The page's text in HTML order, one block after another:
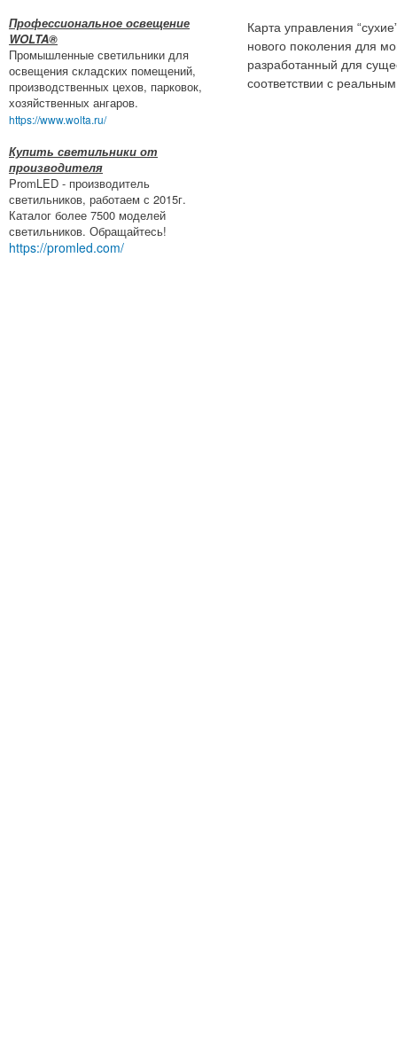
Профессиональное освещение
WOLTA®
Промышленные светильники для
освещения складских помещений,
производственных цехов, парковок,
хозяйственных ангаров.
https://www.wolta.ru/
Купить светильники от
производителя
PromLED - производитель
светильников, работаем с 2015г.
Каталог более 7500 моделей
светильников. Обращайтесь!
https://promled.com/
Карта управления
нового поколения для
разработанный для
соответствии с